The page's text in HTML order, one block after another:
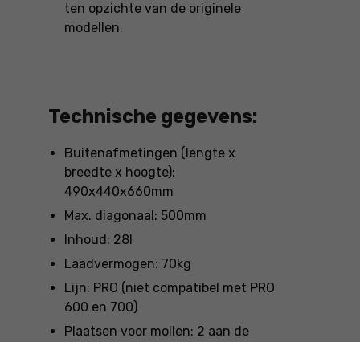
ten opzichte van de originele
modellen.
Technische gegevens:
Buitenafmetingen (lengte x
breedte x hoogte):
490x440x660mm
Max. diagonaal: 500mm
Inhoud: 28l
Laadvermogen: 70kg
Lijn: PRO (niet compatibel met PRO
600 en 700)
Plaatsen voor mollen: 2 aan de